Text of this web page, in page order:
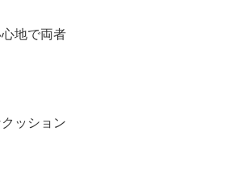
地で両者
ッション